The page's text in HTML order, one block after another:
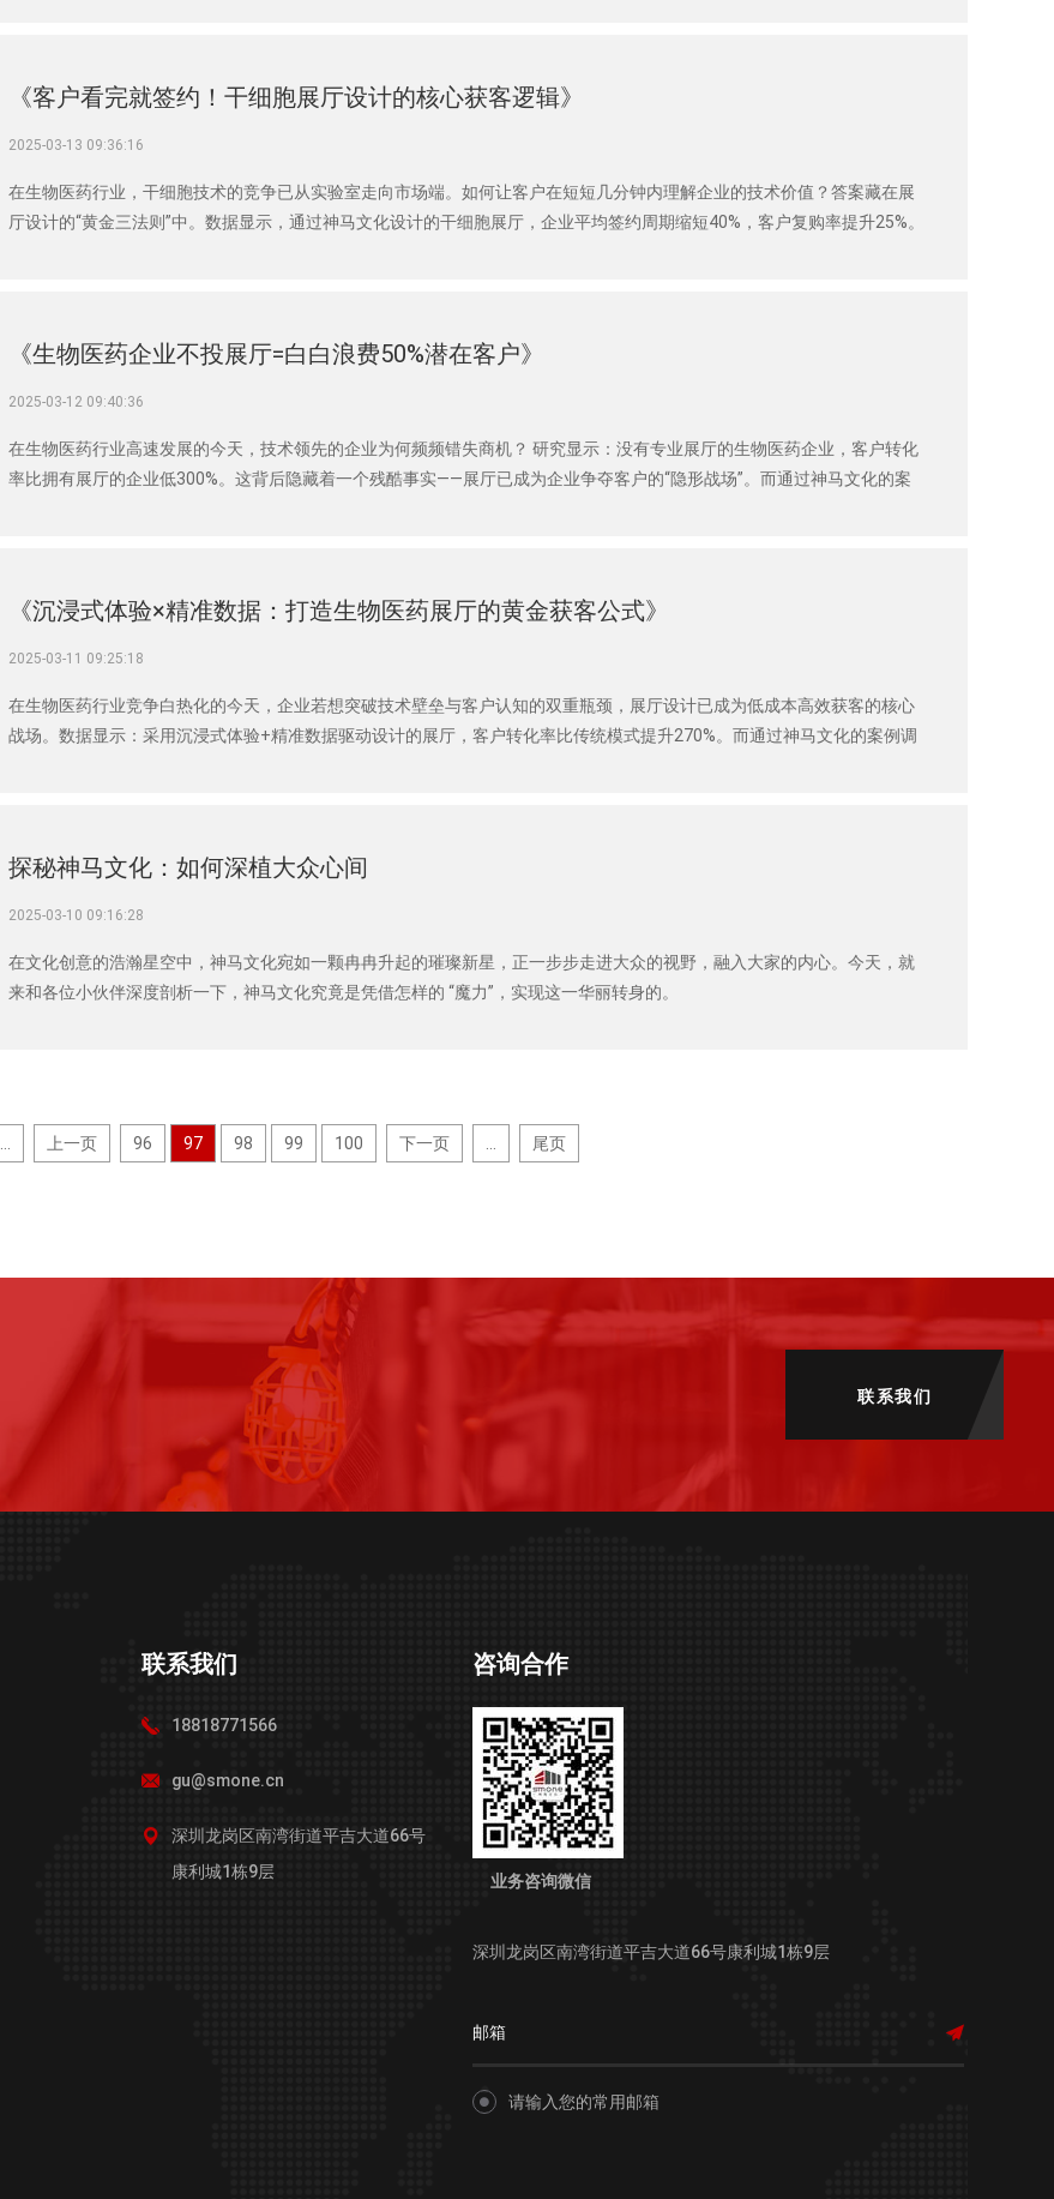
《客户看完就签约！干细胞展厅设计的核心获客逻辑》
2025-03-13 09:36:16
在生物医药行业，干细胞技术的竞争已从实验室走向市场端。如何让客户在短短几分钟内理解企业的技术价值？答案藏在展
厅设计的“黄金三法则”中。数据显示，通过神马文化设计的干细胞展厅，企业平均签约周期缩短40%，客户复购率提升25%。
《生物医药企业不投展厅=白白浪费50%潜在客户》
2025-03-12 09:40:36
在生物医药行业高速发展的今天，技术领先的企业为何频频错失商机？ 研究显示：没有专业展厅的生物医药企业，客户转化
率比拥有展厅的企业低300%。这背后隐藏着一个残酷事实——展厅已成为企业争夺客户的“隐形战场”。而通过神马文化的案
《沉浸式体验×精准数据：打造生物医药展厅的黄金获客公式》
2025-03-11 09:25:18
在生物医药行业竞争白热化的今天，企业若想突破技术壁垒与客户认知的双重瓶颈，展厅设计已成为低成本高效获客的核心
战场。数据显示：采用沉浸式体验+精准数据驱动设计的展厅，客户转化率比传统模式提升270%。而通过神马文化的案例调
探秘神马文化：如何深植大众心间
2025-03-10 09:16:28
在文化创意的浩瀚星空中，神马文化宛如一颗冉冉升起的璀璨新星，正一步步走进大众的视野，融入大家的内心。今天，就
来和各位小伙伴深度剖析一下，神马文化究竟是凭借怎样的 “魔力”，实现这一华丽转身的。
上一页 96 97 98 99 100 下一页 尾页
联系我们
联系我们
18818771566
gu@smone.cn
深圳龙岗区南湾街道平吉大道66号
康利城1栋9层
咨询合作
业务咨询微信
深圳龙岗区南湾街道平吉大道66号康利城1栋9层
请输入您的常用邮箱